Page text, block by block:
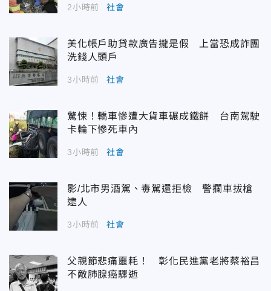
2小時前 社會
美化帳戶助貸款廣告攏是假 上當恐成詐團
洗錢人頭戶
3小時前 社會
驚悚！轎車慘遭大貨車碾成鐵餅 台南駕駛
卡輪下慘死車內
3小時前 社會
影/北市男酒駕、毒駕還拒檢 警攔車拔槍
逮人
3小時前 社會
父親節悲痛噩耗！ 彰化民進黨老將蔡裕昌
不敵肺腺癌驟逝